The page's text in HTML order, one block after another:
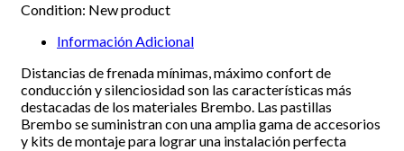
Condition: New product
Información Adicional
Distancias de frenada mínimas, máximo confort de
conducción y silenciosidad son las características más
destacadas de los materiales Brembo. Las pastillas
Brembo se suministran con una amplia gama de accesorios
y kits de montaje para lograr una instalación perfecta